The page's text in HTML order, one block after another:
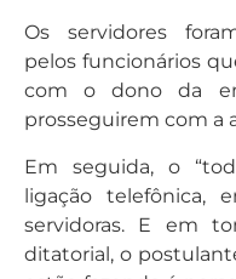
Os servidores
pelos funcionários
com o dono da
prosseguirem com a
Em seguida, o
ligação telefônica,
servidoras. E em
ditatorial, o